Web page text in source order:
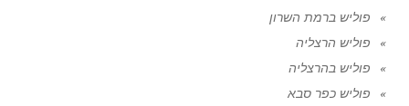
פוליש ברמת השרון
פוליש הרצליה
פוליש בהרצליה
פוליש כפר סבא